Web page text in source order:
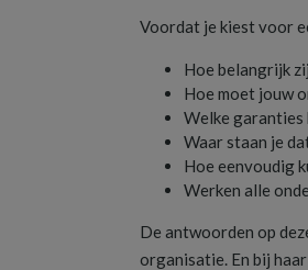
Voordat je kiest voor
Hoe belangrijk
Hoe moet jouw
Welke garanties
Waar staan je
Hoe eenvoudig
Werken alle
De antwoorden op
organisatie. En bij